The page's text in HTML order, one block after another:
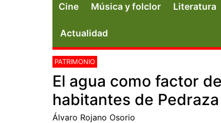
Cine Música y folclor Literatura
Actualidad
PATRIMONIO
El agua como factor
habitantes de
Álvaro Rojano Osorio